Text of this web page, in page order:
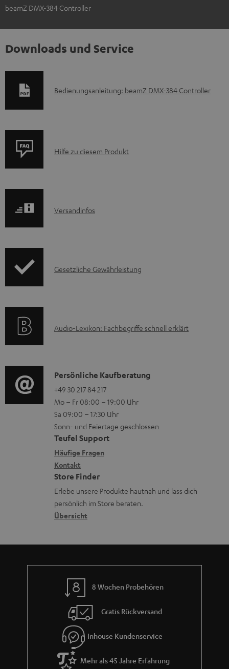
beamZ DMX-384 Controller
Downloads und Service
D
m
e
H
l
a
d
e
n
Bedienungsanleitung: beamZ DMX-384 Controller
P
u
A
Hilfe zu diesem Produkt
I
r
i
e
n
z
u
m
V
e
r
s
a
d
Versandinfos
I
r
t
i
o
n
e
n
z
u
r
G
r
a
Gesetzliche Gewährleistung
A
i
o
-
L
e
x
i
k
o
n
Audio-Lexikon: Fachbegriffe schnell erklärt
K
o
n
t
a
k
t
d
a
t
n
Persönliche Kaufberatung
+49 30 217 84 217
Mo – Fr 08:00 – 19:00 Uhr
Sa 09:00 – 17:30 Uhr
Sonn- und Feiertage geschlossen
Teufel Support
Häufige Fragen
Kontakt
Store Finder
Erlebe unsere Produkte hautnah und lass dich
persönlich im Store beraten.
Übersicht
8 Wochen Probehören
Gratis Rückversand
Inhouse Kundenservice
Mehr als 45 Jahre Erfahrung